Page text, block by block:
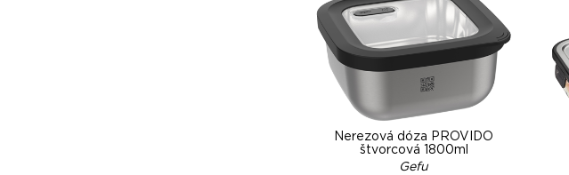
Nerezová dóza PROVIDO
štvorcová 1800ml
Gefu